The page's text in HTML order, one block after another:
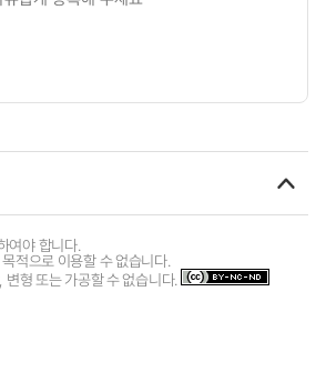
여야 합니다.
적으로 이용할 수 없습니다.
형 또는 가공할 수 없습니다.